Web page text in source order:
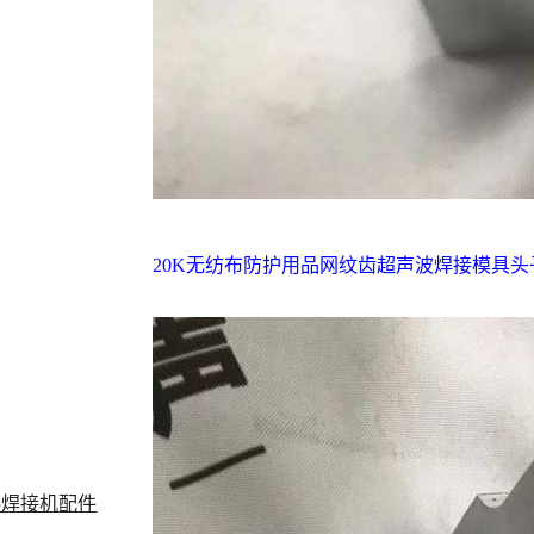
接机配件
20K无纺布防护用品网纹齿超声波焊接模具